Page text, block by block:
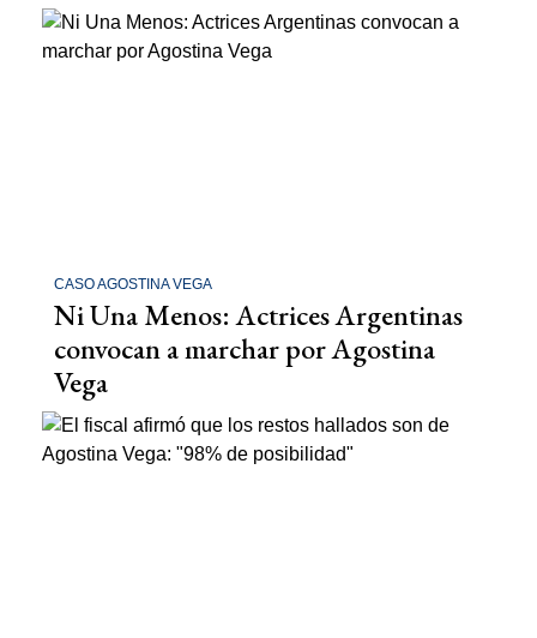
CASO AGOSTINA VEGA
Ni Una Menos: Actrices Argentinas
convocan a marchar por Agostina
Vega